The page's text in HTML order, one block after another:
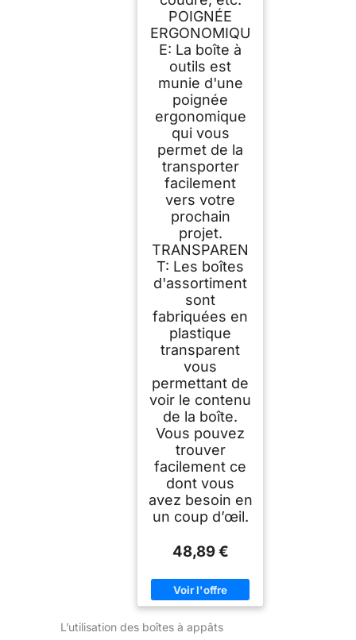
POIGNÉE
ERGONOMIQU
E: La boîte à
outils est
munie d'une
poignée
ergonomique
qui vous
permet de la
transporter
facilement
vers votre
prochain
projet.
TRANSPAREN
T: Les boîtes
d'assortiment
sont
fabriquées en
plastique
transparent
vous
permettant de
voir le contenu
de la boîte.
Vous pouvez
trouver
facilement ce
dont vous
avez besoin en
un coup d’œil.
48,89 €
L’utilisation des boîtes à appâts